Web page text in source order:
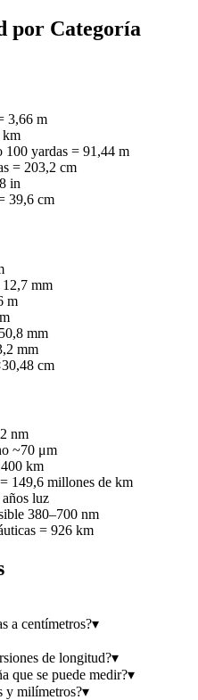
por Categoría
3,66 m
km
100 yardas = 91,44 m
= 203,2 cm
in
39,6 cm
mm
m
mm
mm
cm
nm
~70 μm
km
149,6 millones de km
luz
380–700 nm
= 926 km
a centímetros?▾
de longitud?▾
que se puede medir?▾
y milímetros?▾